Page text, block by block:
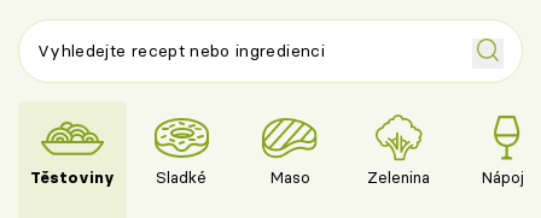
Těstoviny Sladké Maso Zelenina Nápoje